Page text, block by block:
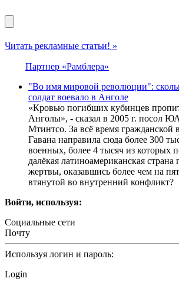
Читать рекламные статьи! »
Партнер «Рамблера»
"Во имя мировой революции":
солдат воевало в Анголе
«Кровью погибших кубинцев
Анголы», - сказал в 2005 г. посол
Мтинтсо. За всё время
Гавана направила сюда более 300
военных, более 4 тысяч из которых
далёкая латиноамериканская
жертвы, оказавшись более чем на
втянутой во внутренний конфликт?
Войти, используя:
Социальные сети
Почту
Используя логин и пароль:
Login